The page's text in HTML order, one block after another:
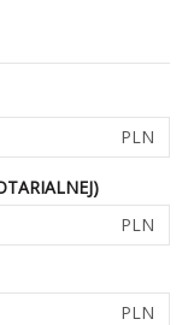
PLN
PLN
PLN